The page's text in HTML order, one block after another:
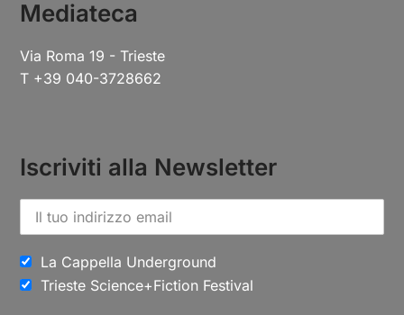
Mediateca
Via Roma 19 - Trieste
T +39 040-3728662
Iscriviti alla Newsletter
La Cappella Underground
Trieste Science+Fiction Festival